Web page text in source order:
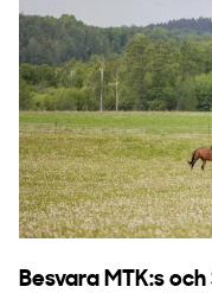
Besvara MTK:s